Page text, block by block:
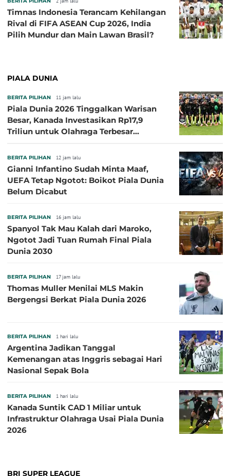
Timnas Indonesia Terancam Kehilangan
Rival di FIFA ASEAN Cup 2026, India
Pilih Mundur dan Main Lawan Brasil?
PIALA DUNIA
BERITA PILIHAN 11 jam lalu
Piala Dunia 2026 Tinggalkan Warisan
Besar, Kanada Investasikan Rp17,9
Triliun untuk Olahraga Terbesar
BERITA PILIHAN 12 jam lalu
Gianni Infantino Sudah Minta Maaf,
UEFA Tetap Ngotot: Boikot Piala Dunia
Belum Dicabut
BERITA PILIHAN 16 jam lalu
Spanyol Tak Mau Kalah dari Maroko,
Ngotot Jadi Tuan Rumah Final Piala
Dunia 2030
BERITA PILIHAN 17 jam lalu
Thomas Muller Menilai MLS Makin
Bergengsi Berkat Piala Dunia 2026
BERITA PILIHAN 1 hari lalu
Argentina Jadikan Tanggal
Kemenangan atas Inggris sebagai Hari
Nasional Sepak Bola
BERITA PILIHAN 1 hari lalu
Kanada Suntik CAD 1 Miliar untuk
Infrastruktur Olahraga Usai Piala Dunia
2026
BRI SUPER LEAGUE